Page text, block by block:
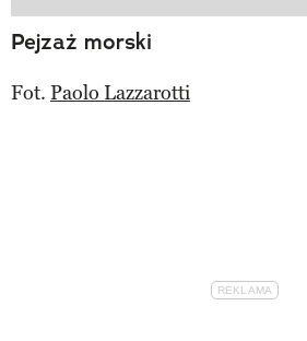
Pejzaż morski
Fot. Paolo Lazzarotti